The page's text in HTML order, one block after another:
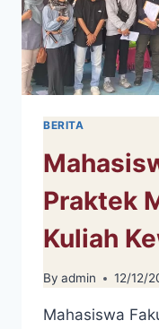
BERITA
Praktek
Kuliah
By admin 12/12/
Mahasiswa